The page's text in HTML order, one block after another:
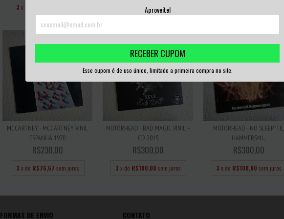
Aproveite!
RECEBER CUPOM
Esse cupom é de uso único, limitado a primeira compra no site.
3 x de R$26,67 sem juros
MCCARTNEY - MCCARTNEY VINIL
ESPANHA 1970
R$230,00
3 x de R$76,67 sem juros
MOTÖRHEAD - BAD MAGIC VINIL +
CD 2015
R$300,00
3 x de R$100,00 sem juros
MOTÖRHEAD - NO SLEEP 'TIL
HAMMERSMI...
R$300,00
3 x de R$100,00 sem juros
FORMAS DE ENVIO CONTATO